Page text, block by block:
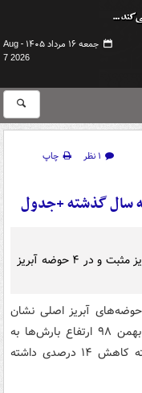
جمعه ۱۶ مرداد ۱۴۰۵ -
Aug
7 2026
۱ نظر
چاپ
براساس آمار، روند بارش ها در دو حوضه آبریز مثبت و در ۴ حوضه آبریز
آبریز اصلی نشان
می‌دهد که از ابتدای سال آبی جاری تا ۲۹ بهمن ۹۸ ارتفاع بارش‌ها به
۱۵۹ میلیمتر رسیده که نسبت به سال گذشته کاهش ۱۴ درصدی داشته